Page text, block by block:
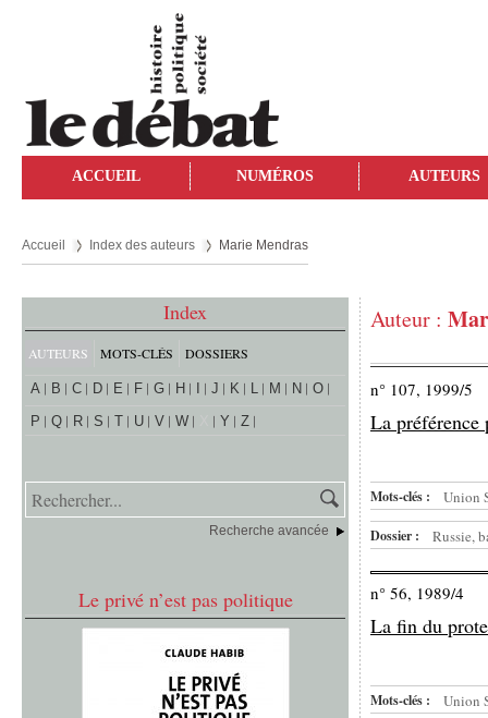
ACCUEIL NUMÉROS AUTEURS
Accueil Index des auteurs Marie Mendras
Index
AUTEURS MOTS-CLÉS DOSSIERS
A B C D E F G H J K L M N
O
P
Q R S T U V W Y Z
Recherche avancée
Le privé n’est pas politique
Auteur :
n° 107, 1999/5
La
Mots-clés : Union
Dossier : Russie,
n° 56, 1989/4
La fin du
Mots-clés : Union